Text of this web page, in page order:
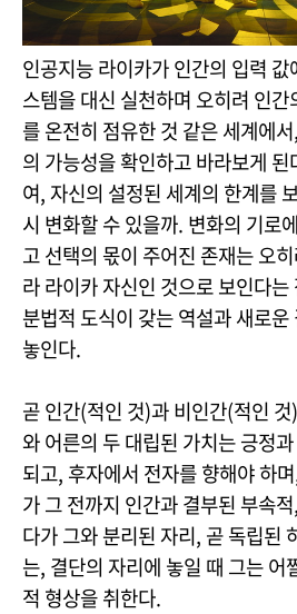
인공지능 라이카가 인간의 입력
스템을 대신 실천하며 오히려 인
를 온전히 점유한 것 같은 세계에
의 가능성을 확인하고 바라보게
여, 자신의 설정된 세계의 한계를
시 변화할 수 있을까. 변화의 기로
고 선택의 몫이 주어진 존재는 오
라 라이카 자신인 것으로 보인다
분법적 도식이 갖는 역설과 새로
놓인다.
곧 인간(적인 것)과 비인간(적인
와 어른의 두 대립된 가치는 긍정
되고, 후자에서 전자를 향해야 하
가 그 전까지 인간과 결부된 부속
다가 그와 분리된 자리, 곧 독립된
는, 결단의 자리에 놓일 때 그는 어
적 형상을 취한다.